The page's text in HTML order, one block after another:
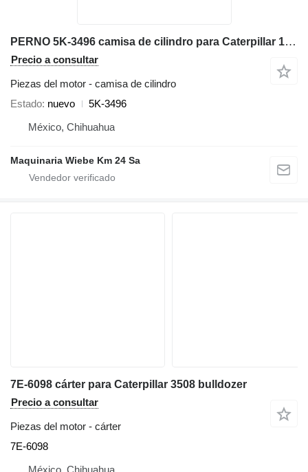
PERNO 5K-3496 camisa de cilindro para Caterpillar 16H 16G motoniveladora
Precio a consultar
Piezas del motor - camisa de cilindro
Estado nuevo
5K-3496
México, Chihuahua
Maquinaria Wiebe Km 24 Sa
7E-6098 cárter para Caterpillar 3508 bulldozer
Precio a consultar
Piezas del motor - cárter
7E-6098